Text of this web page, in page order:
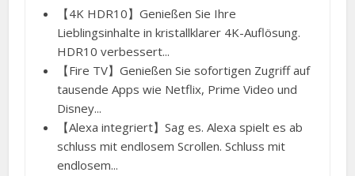
【4K HDR10】Genießen Sie Ihre
Lieblingsinhalte in kristallklarer 4K-Auflösung.
HDR10 verbessert...
【Fire TV】Genießen Sie sofortigen Zugriff auf
tausende Apps wie Netflix, Prime Video und
Disney...
【Alexa integriert】Sag es. Alexa spielt es ab
schluss mit endlosem Scrollen. Schluss mit
endlosem...